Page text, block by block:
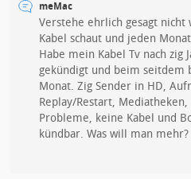
meMac
Verstehe ehrlich gesagt nicht
Kabel schaut und jeden
Habe mein Kabel Tv nach zig
gekündigt und beim seitdem
Monat. Zig Sender in HD,
Replay/Restart,
Probleme, keine Kabel und
kündbar. Was will man